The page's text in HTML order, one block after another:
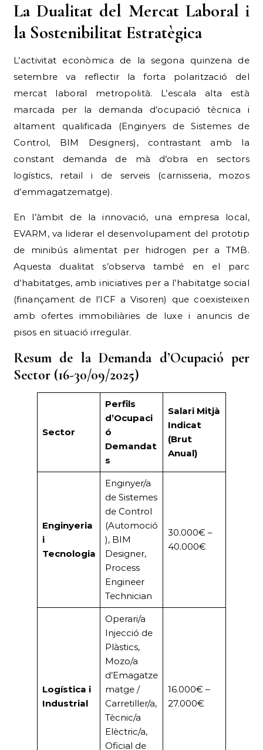
L’activitat econòmica de la segona quinzena de
setembre va reflectir la forta polarització del
marcada per la demanda d’ocupació tècnica i
altament qualificada (Enginyers de Sistemes de
Control, BIM Designers), contrastant amb la
constant demanda de mà d’obra en sectors
logístics, retail i de serveis (carnisseria, mozos
d’emmagatzematge).
En l’àmbit de la innovació, una empresa local,
EVARM, va liderar el desenvolupament del prototip
Aquesta dualitat s’observa també en el parc
d’habitatges, amb iniciatives per a l’habitatge social
(finançament de l’ICF a Visoren) que coexisteixen
amb ofertes immobiliàries de luxe i anuncis de
pisos en situació irregular.
Resum de la Demanda d’Ocupació per
Sector (16-30/09/2025)
Sector
Perfils
d’Ocupaci
ó
Demandat
s
Salari Mitjà
(Brut
Anual)
Enginyer/a
de Control
(Automoció
), BIM
Designer,
Process
Engineer
Technician
Operari/a
Injecció de
Plàstics,
Mozo/a
d’Emagatze
matge /
Carretiller/a,
Tècnic/a
Elèctric/a,
Oficial de
Mantenime
nt